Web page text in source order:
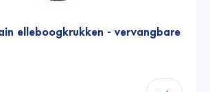
elleboogkrukken - vervangbare